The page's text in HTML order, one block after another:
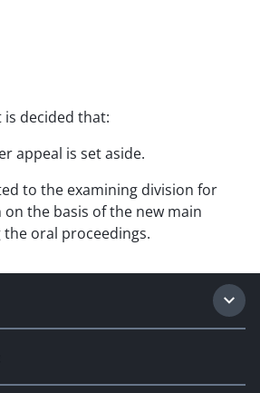
is decided that:
appeal is set aside.
to the examining division for
the basis of the new main
oral proceedings.